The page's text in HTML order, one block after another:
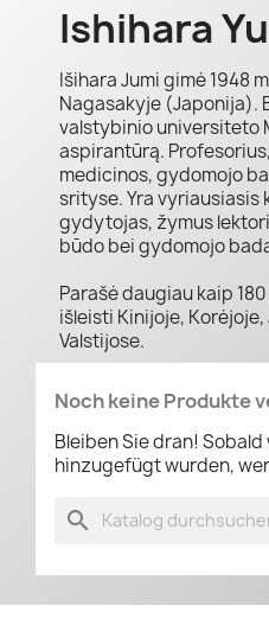
Ishihara
Išihara Jumi gimė 1948
Nagasakyje (Japonija).
valstybinio universiteto
aspirantūrą.
medicinos, gydomojo
srityse. Yra vyriausiasis
gydytojas, žymus
būdo bei gydomojo
Parašė daugiau kaip
išleisti Kinijoje,
Valstijose.
Noch keine Produkte
Bleiben Sie dran!
hinzugefügt wurden,
search